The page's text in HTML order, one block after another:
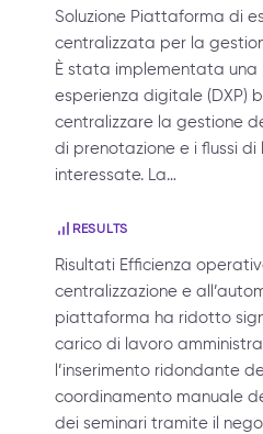
Soluzione Piattaforma di
centralizzata per la
È stata implementata
esperienza digitale (DXP)
centralizzare la gestione
di prenotazione e i flussi
interessate. La…
RESULTS
Risultati Efficienza
centralizzazione e
piattaforma ha ridotto
carico di lavoro
l’inserimento ridondante
coordinamento manuale
dei seminari tramite il